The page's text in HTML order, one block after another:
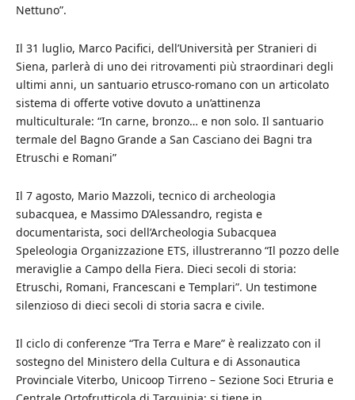
Nettuno”.
Il 31 luglio, Marco Pacifici, dell’Università per Stranieri di
Siena, parlerà di uno dei ritrovamenti più straordinari degli
ultimi anni, un santuario etrusco-romano con un articolato
sistema di offerte votive dovuto a un’attinenza
multiculturale: “In carne, bronzo… e non solo. Il santuario
termale del Bagno Grande a San Casciano dei Bagni tra
Etruschi e Romani”
Il 7 agosto, Mario Mazzoli, tecnico di archeologia
subacquea, e Massimo D’Alessandro, regista e
documentarista, soci dell’Archeologia Subacquea
Speleologia Organizzazione ETS, illustreranno “Il pozzo delle
meraviglie a Campo della Fiera. Dieci secoli di storia:
Etruschi, Romani, Francescani e Templari”. Un testimone
silenzioso di dieci secoli di storia sacra e civile.
Il ciclo di conferenze “Tra Terra e Mare” è realizzato con il
sostegno del Ministero della Cultura e di Assonautica
Provinciale Viterbo, Unicoop Tirreno – Sezione Soci Etruria e